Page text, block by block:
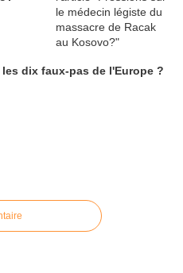
dix faux-pas de l'Europe ?